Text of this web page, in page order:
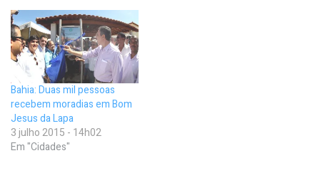
Bahia: Duas mil pessoas
recebem moradias em Bom
Jesus da Lapa
3 julho 2015 - 14h02
Em "Cidades"